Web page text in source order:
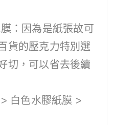
：因為是紙張故可
貨的壓克力特別選
切，可以省去後續
白色水膠紙膜 >